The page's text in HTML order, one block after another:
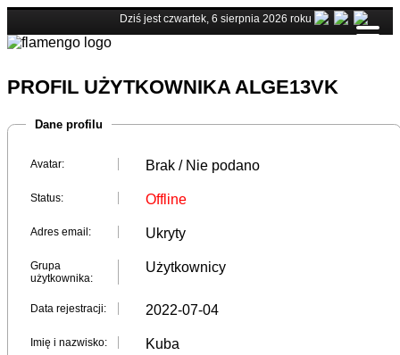
Dziś jest czwartek, 6 sierpnia 2026 roku
PROFIL UŻYTKOWNIKA ALGE13VK
Dane profilu
Avatar: Brak / Nie podano
Status: Offline
Adres email: Ukryty
Grupa
użytkownika:
Użytkownicy
Data rejestracji: 2022-07-04
Imię i nazwisko: Kuba